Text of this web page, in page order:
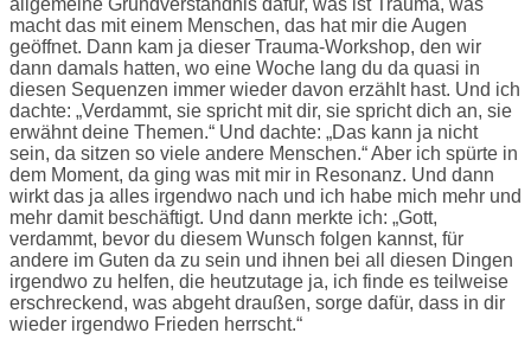
macht das mit einem Menschen, das hat mir die Augen
geöffnet. Dann kam ja dieser Trauma-Workshop, den wir
dann damals hatten, wo eine Woche lang du da quasi in
diesen Sequenzen immer wieder davon erzählt hast. Und ich
dachte: „Verdammt, sie spricht mit dir, sie spricht dich an, sie
erwähnt deine Themen.“ Und dachte: „Das kann ja nicht
sein, da sitzen so viele andere Menschen.“ Aber ich spürte in
dem Moment, da ging was mit mir in Resonanz. Und dann
wirkt das ja alles irgendwo nach und ich habe mich mehr und
mehr damit beschäftigt. Und dann merkte ich: „Gott,
verdammt, bevor du diesem Wunsch folgen kannst, für
andere im Guten da zu sein und ihnen bei all diesen Dingen
irgendwo zu helfen, die heutzutage ja, ich finde es teilweise
erschreckend, was abgeht draußen, sorge dafür, dass in dir
wieder irgendwo Frieden herrscht.“